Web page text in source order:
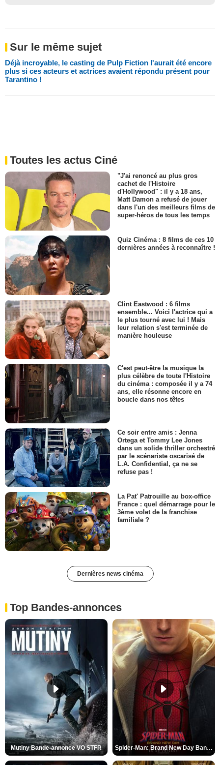
Sur le même sujet
Déjà incroyable, le casting de Pulp Fiction l'aurait été encore
plus si ces acteurs et actrices avaient répondu présent pour
Tarantino !
Toutes les actus Ciné
"J'ai renoncé au plus gros
cachet de l'Histoire
d'Hollywood" : il y a 18 ans,
Matt Damon a refusé de jouer
dans l'un des meilleurs films de
super-héros de tous les temps
Quiz Cinéma : 8 films de ces 10
dernières années à reconnaître !
Clint Eastwood : 6 films
ensemble... Voici l'actrice qui a
le plus tourné avec lui ! Mais
leur relation s'est terminée de
manière houleuse
C'est peut-être la musique la
plus célèbre de toute l'Histoire
du cinéma : composée il y a 74
ans, elle résonne encore en
boucle dans nos têtes
Ce soir entre amis : Jenna
Ortega et Tommy Lee Jones
dans un solide thriller orchestré
par le scénariste oscarisé de
L.A. Confidential, ça ne se
refuse pas !
La Pat' Patrouille au box-office
France : quel démarrage pour le
3ème volet de la franchise
familiale ?
Dernières news cinéma
Top Bandes-annonces
Mutiny Bande-annonce VO STFR Spider-Man: Brand New Day Bande-annonce VO STFR